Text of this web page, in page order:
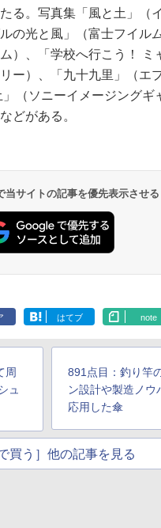
る。写真集「風と土」（
の光と風」（富士フイル
）、「学校へ行こう！ ミ
ー）、「九十九里」（エ
（ソニーイメージングギ
どがある。
当サイトの記事を優先表示させる
はてブ note
周
ュ
891点目：釣り竿
ン設計や製造ノウ
応用した傘
買う］他の記事を見る